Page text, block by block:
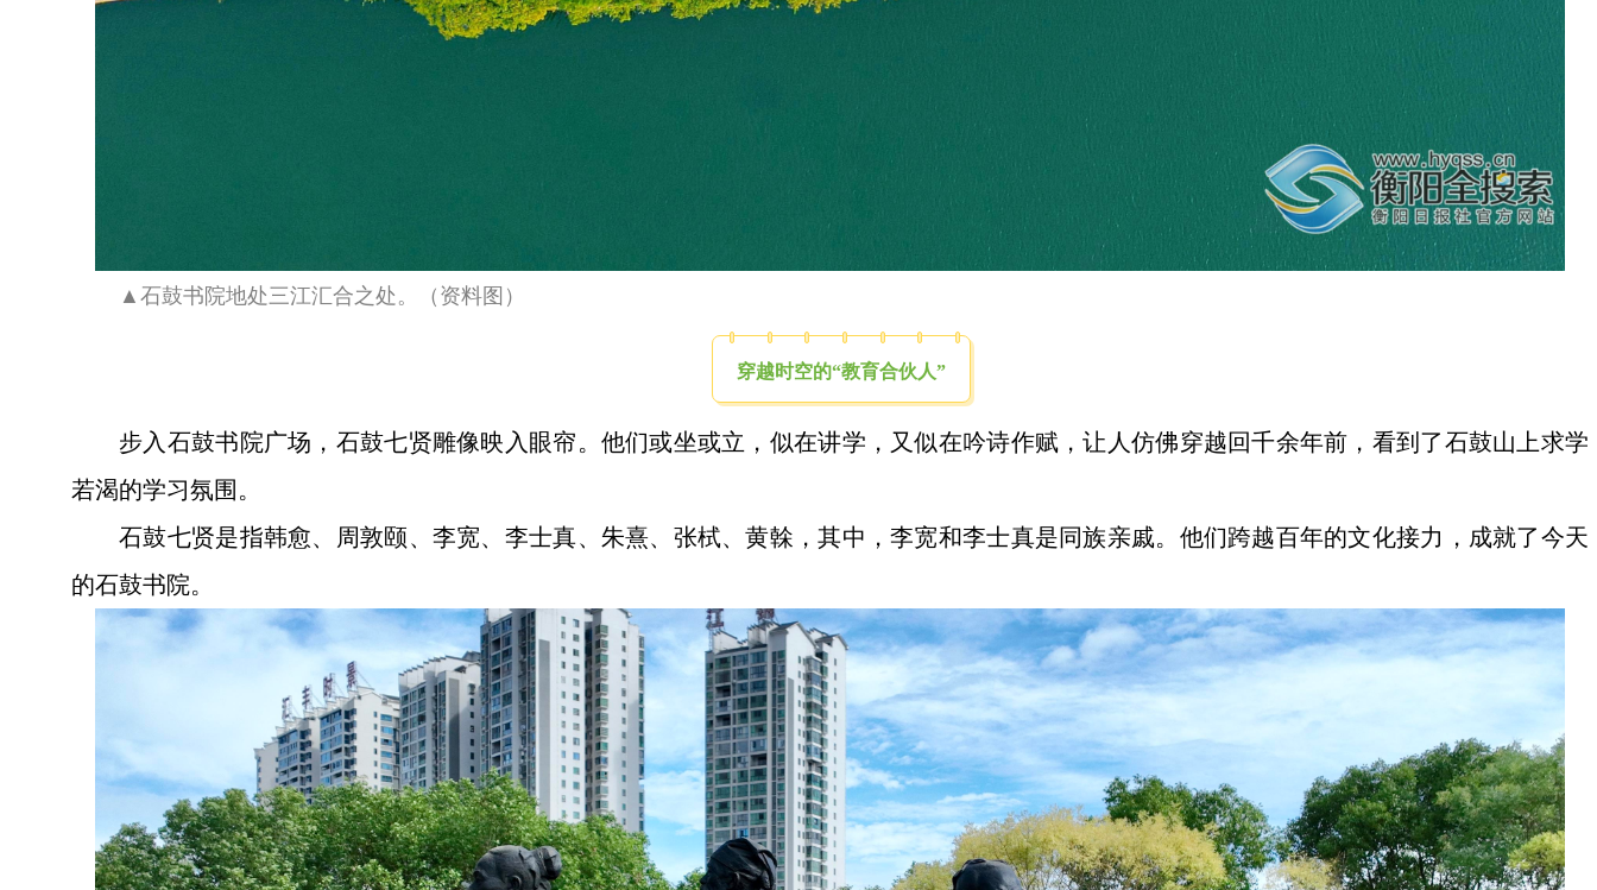
▲石鼓书院地处三江汇合之处。（资料图）
穿越时空的“教育合伙人”
步入石鼓书院广场，石鼓七贤雕像映入眼帘。他们或坐或立，似在讲学，又似在吟诗作赋，让人仿佛穿越回千余年前，看到了石鼓山上求学
若渴的学习氛围。
石鼓七贤是指韩愈、周敦颐、李宽、李士真、朱熹、张栻、黄榦，其中，李宽和李士真是同族亲戚。他们跨越百年的文化接力，成就了今天
的石鼓书院。